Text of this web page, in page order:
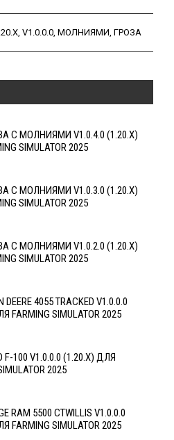
, V1.0.0.0, МОЛНИЯМИ, ГРОЗА
С МОЛНИЯМИ V1.0.4.0 (1.20.X)
SIMULATOR 2025
С МОЛНИЯМИ V1.0.3.0 (1.20.X)
SIMULATOR 2025
С МОЛНИЯМИ V1.0.2.0 (1.20.X)
SIMULATOR 2025
4055 TRACKED V1.0.0.0
FARMING SIMULATOR 2025
F-100 V1.0.0.0 (1.20.X) ДЛЯ
2025
RAM 5500 CTWILLIS V1.0.0.0
FARMING SIMULATOR 2025